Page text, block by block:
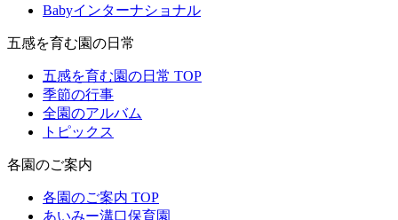
Babyインターナショナル
五感を育む園の日常
五感を育む園の日常 TOP
季節の行事
全園のアルバム
トピックス
各園のご案内
各園のご案内 TOP
あいみー溝口保育園